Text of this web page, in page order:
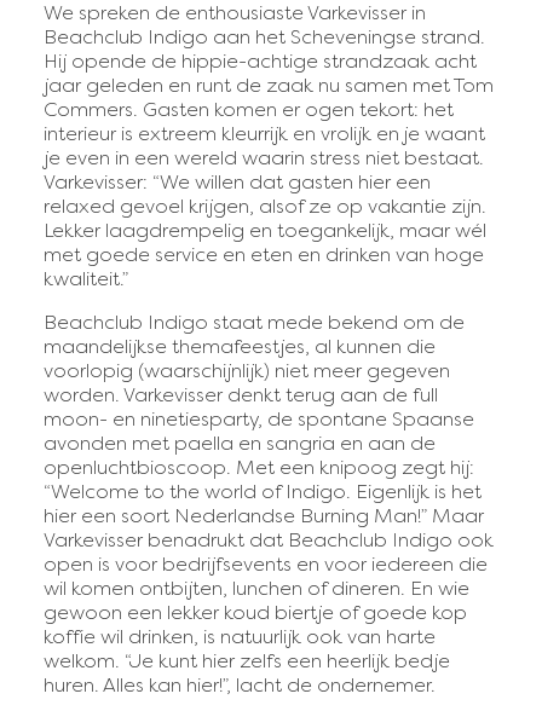
We spreken de enthousiaste Varkevisser in
Beachclub Indigo aan het Scheveningse strand.
Hij opende de hippie-achtige strandzaak acht
jaar geleden en runt de zaak nu samen met Tom
Commers. Gasten komen er ogen tekort: het
interieur is extreem kleurrijk en vrolijk en je waant
je even in een wereld waarin stress niet bestaat.
Varkevisser: “We willen dat gasten hier een
relaxed gevoel krijgen, alsof ze op vakantie zijn.
Lekker laagdrempelig en toegankelijk, maar wél
met goede service en eten en drinken van hoge
kwaliteit.”
Beachclub Indigo staat mede bekend om de
maandelijkse themafeestjes, al kunnen die
voorlopig (waarschijnlijk) niet meer gegeven
worden. Varkevisser denkt terug aan de full
moon- en ninetiesparty, de spontane Spaanse
avonden met paella en sangria en aan de
openluchtbioscoop. Met een knipoog zegt hij:
“Welcome to the world of Indigo. Eigenlijk is het
hier een soort Nederlandse Burning Man!” Maar
Varkevisser benadrukt dat Beachclub Indigo ook
open is voor bedrijfsevents en voor iedereen die
wil komen ontbijten, lunchen of dineren. En wie
gewoon een lekker koud biertje of goede kop
koffie wil drinken, is natuurlijk ook van harte
welkom. “Je kunt hier zelfs een heerlijk bedje
huren. Alles kan hier!”, lacht de ondernemer.